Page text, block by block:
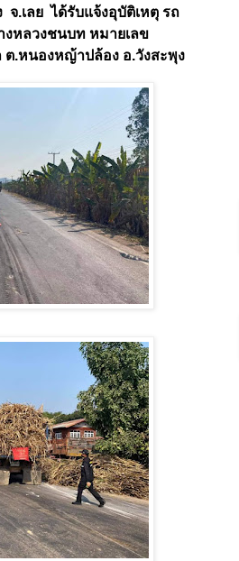
จ.เลย ได้รับแจ้งอุบัติเหตุ รถ
งหลวงชนบท หมายเลข
ต.หนองหญ้าปล้อง อ.วังสะพุง